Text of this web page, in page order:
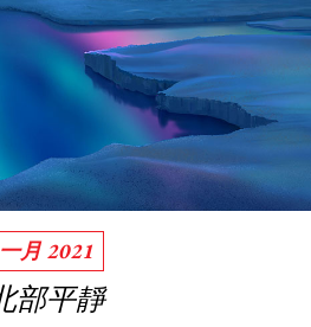
一月 2021
部平靜